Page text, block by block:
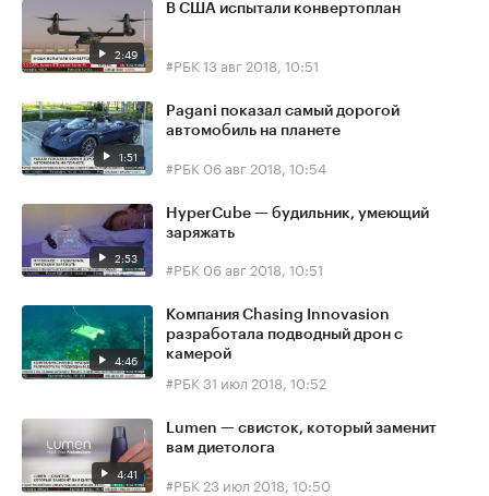
2:49
В США испытали конвертоплан
#РБК13 авг 2018, 10:51
1:51
Pagani показал самый дорогой
автомобиль на планете
#РБК 06 авг 2018, 10:54
2:53
HyperCube — будильник, умеющий
заряжать
#РБК 06 авг 2018, 10:51
4:46
Компания Chasing Innovasion
разработала подводный дрон с
камерой
#РБК31 июл 2018, 10:52
4:41
Lumen — свисток, который заменит
вам диетолога
#РБК 23 июл 2018, 10:50